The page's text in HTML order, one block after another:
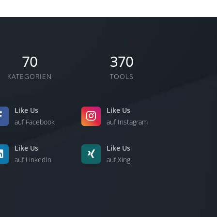
70
KATEGORIEN
370
TOOLS
Like Us
auf Facebook
Like Us
auf Instagram
Like Us
auf LinkedIn
Like Us
auf Xing